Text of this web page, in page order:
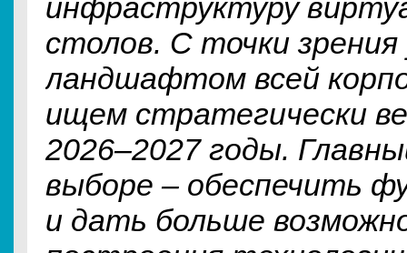
инфраструктуру
столов. С точки
ландшафтом всей
ищем стратегически
2026–2027 годы.
выборе – обеспечить
и дать больше